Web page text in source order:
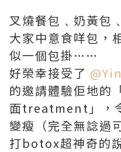
叉燒餐包﹑奶黃
大家中意食咩包，
似一個包掛……
好榮幸接受了
的邀請體驗佢地的
面treatment」，
變瘦（完全無諗過
打botox超神奇的